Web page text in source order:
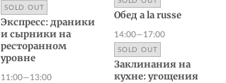
SOLD OUT
Экспресс: драники
и сырники на
ресторанном
уровне
11:00—13:00
Обед a la russe
14:00—17:00
SOLD OUT
Заклинания на
кухне: угощения